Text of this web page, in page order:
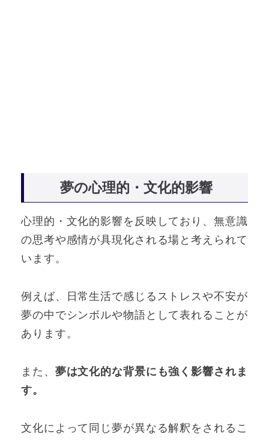
夢の心理的・文化的影響
心理的・文化的影響を反映しており、無意識
の思考や感情が具現化される場と考えられて
います。
例えば、日常生活で感じるストレスや不安が
夢の中でシンボルや物語として表れることが
あります。
また、 夢は文化的な背景にも強く影響されま
す。
文化によって同じ夢が異なる解釈をされるこ